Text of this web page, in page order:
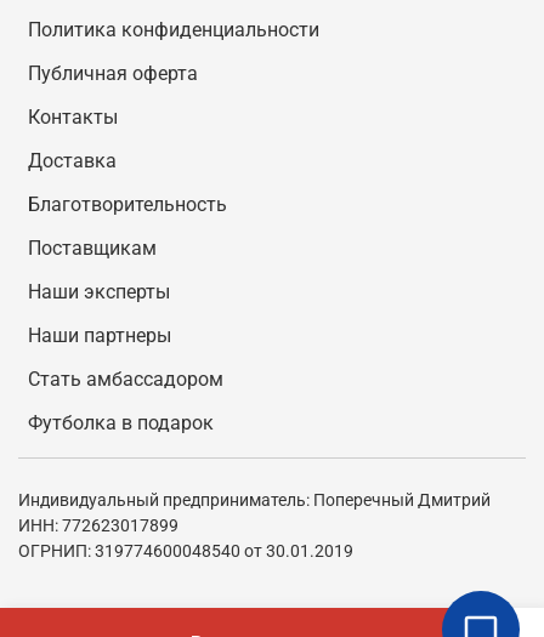
Политика конфиденциальности
Публичная оферта
Контакты
Доставка
Благотворительность
Поставщикам
Наши эксперты
Наши партнеры
Стать амбассадором
Футболка в подарок
Индивидуальный предприниматель: Поперечный Дмитрий
ИНН: 772623017899
ОГРНИП: 319774600048540 от 30.01.2019